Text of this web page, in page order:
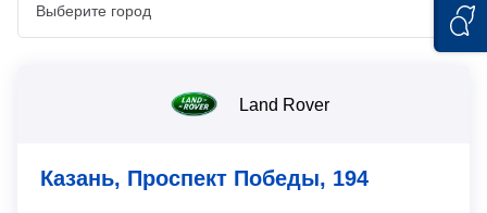
Land Rover
Казань, Проспект Победы, 194